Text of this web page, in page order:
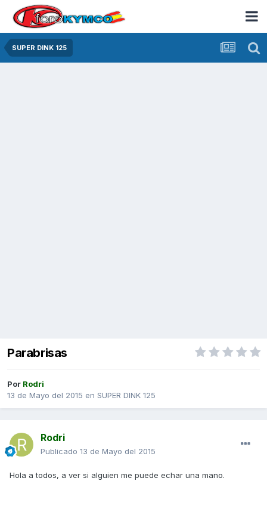
SUPER DINK 125
Parabrisas
Por Rodri
13 de Mayo del 2015 en SUPER DINK 125
Rodri
Publicado 13 de Mayo del 2015
Hola a todos, a ver si alguien me puede echar una mano.